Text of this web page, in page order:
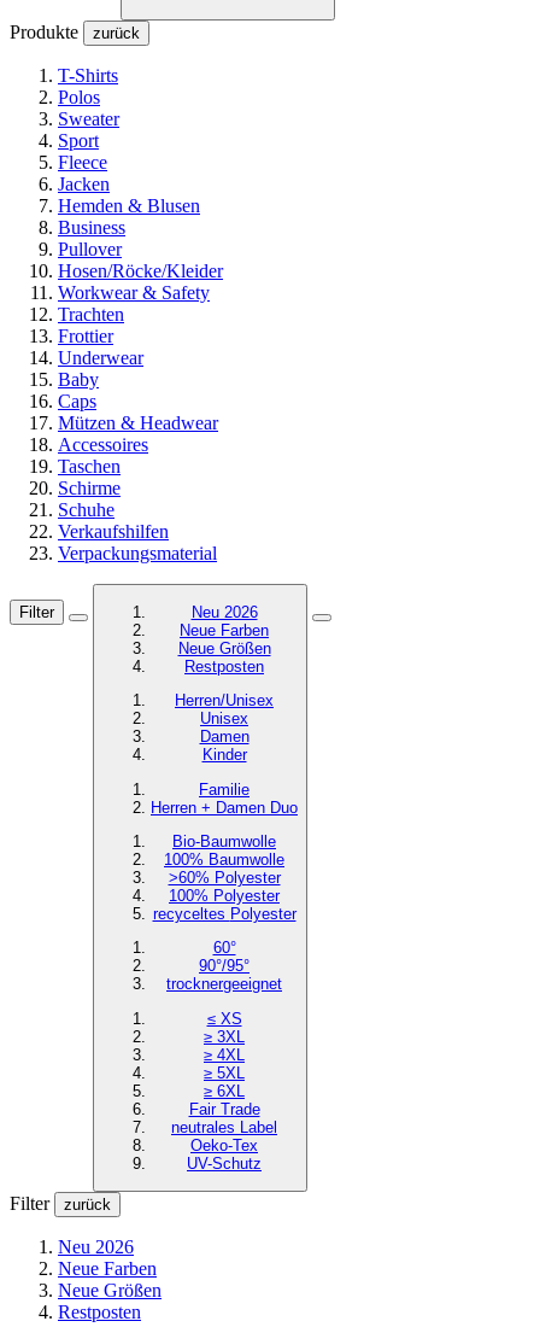
Produkte zurück
T-Shirts
Polos
Sweater
Sport
Fleece
Jacken
Hemden & Blusen
Business
Pullover
Hosen/Röcke/Kleider
Workwear & Safety
Trachten
Frottier
Underwear
Baby
Caps
Mützen & Headwear
Accessoires
Taschen
Schirme
Schuhe
Verkaufshilfen
Verpackungsmaterial
Filter
Neu 2026
Neue Farben
Neue Größen
Restposten
Herren/Unisex
Unisex
Damen
Kinder
Familie
Herren + Damen Duo
Bio-Baumwolle
100% Baumwolle
>60% Polyester
100% Polyester
recyceltes Polyester
60°
90°/95°
trocknergeeignet
≤ XS
≥ 3XL
≥ 4XL
≥ 5XL
≥ 6XL
Fair Trade
neutrales Label
Oeko-Tex
UV-Schutz
Filter zurück
Neu 2026
Neue Farben
Neue Größen
Restposten